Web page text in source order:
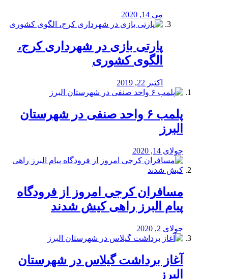
می 14, 2020
پارتی بازی در شهرداری کرج،
الگوی کشوری
اکتبر 22, 2019
پلمب ۶ واحد صنفی در شهرستان
البرز
جولای 14, 2020
مسافران کرجی امروز از فرودگاه
پیام البرز راهی کیش شدند
جولای 2, 2020
آغاز برداشت گیلاس در شهرستان
البرز